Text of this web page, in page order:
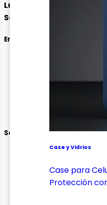
Case y Vidrios
Case para
Protección
Lunes a Viernes:
9:00am
Sábado:
Enlaces
Soporte
Términos y condiciones
Política y privacidad de